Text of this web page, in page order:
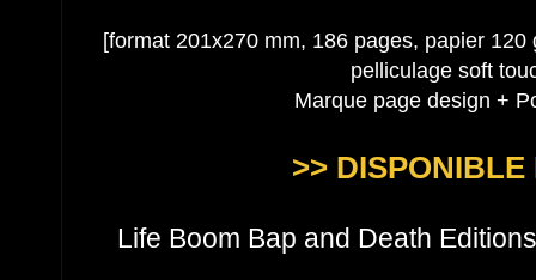
[format 201x270 mm, 186 pages, papier
pelliculage soft
Marque page design +
>> DISPONIBLE
Life Boom Bap and Death